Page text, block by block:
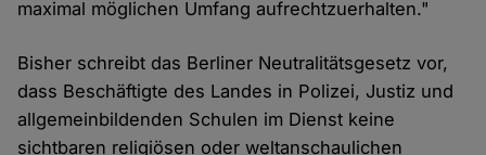
maximal möglichen Umfang aufrechtzuerhalten."
Bisher schreibt das Berliner Neutralitätsgesetz vor,
dass Beschäftigte des Landes in Polizei, Justiz und
allgemeinbildenden Schulen im Dienst keine
sichtbaren religiösen oder weltanschaulichen